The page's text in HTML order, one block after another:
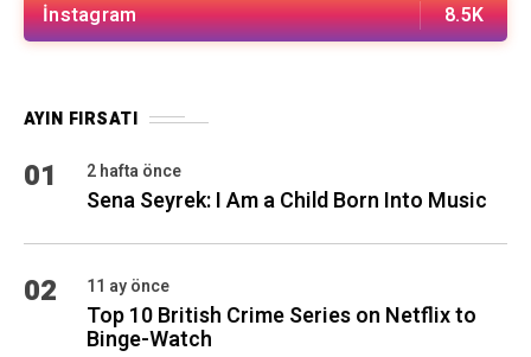
İnstagram 8.5K
AYIN FIRSATI
01 2 hafta önce
Sena Seyrek: I Am a Child Born Into Music
02 11 ay önce
Top 10 British Crime Series on Netflix to
Binge-Watch